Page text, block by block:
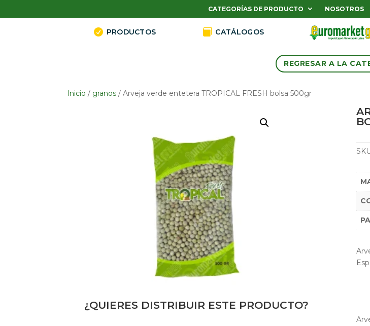
CATEGORÍAS DE PRODUCTO NOSOTROS
 PRODUCTOS  CATÁLOGOS
REGRESAR A LA
Inicio / granos / Arveja verde entetera TROPICAL FRESH bolsa 500gr
¿QUIERES DISTRIBUIR ESTE PRODUCTO?